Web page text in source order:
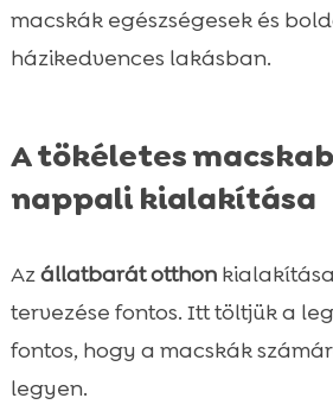
macskák egészségesek és
házikedvences lakásban.
A tökéletes
nappali kialakítása
Azállatbarát otthon
tervezése fontos. Itt töltjük a
fontos, hogy a macskák
legyen.